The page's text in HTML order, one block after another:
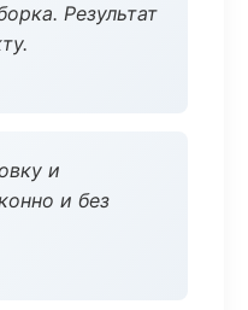
Результат
и
и без